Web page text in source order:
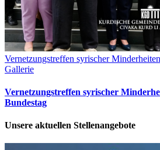
Vernetzungstreffen syrischer
Gallerie
Vernetzungstreffen syrischer
Bundestag
Unsere aktuellen Stellenangebote